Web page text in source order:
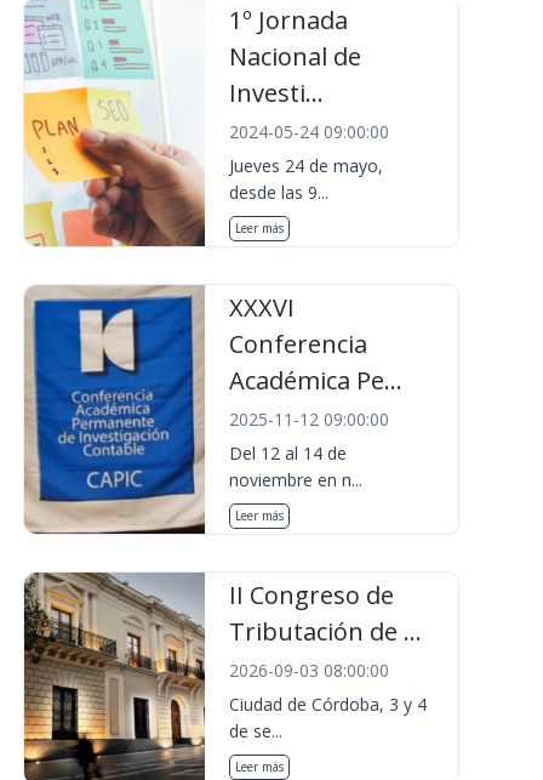
1º Jornada
Nacional de
Investi...
2024-05-24 09:00:00
Jueves 24 de mayo,
desde las 9...
Leer más
XXXVI
Conferencia
Académica Pe...
2025-11-12 09:00:00
Del 12 al 14 de
noviembre en n...
Leer más
II Congreso de
Tributación de ...
2026-09-03 08:00:00
Ciudad de Córdoba, 3 y 4
de se...
Leer más